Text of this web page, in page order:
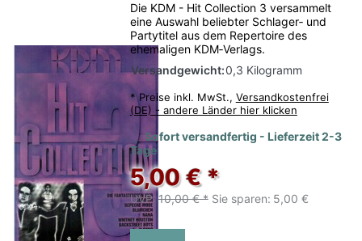
Die KDM - Hit Collection 3 versammelt
eine Auswahl beliebter Schlager‑ und
Partytitel aus dem Repertoire des
ehemaligen KDM‑Verlags.
Versandgewicht:0,3 Kilogramm
* Preise inkl. MwSt., Versandkostenfrei
(DE) - andere Länder hier klicken
Sofort versandfertig - Lieferzeit 2-3
Tage
5,00 € *
UVP: 10,00 € * Sie sparen: 5,00 €